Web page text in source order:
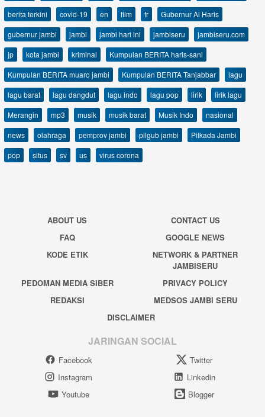
berita terkini
covid-19 en film fr
Gubernur Al Haris
gubernur jambi
jambi jambi hari ini jambiseru
jambiseru.com
jp
kota jambi kriminal
Kumpulan BERITA haris-sani
Kumpulan BERITA muaro jambi
Kumpulan BERITA Tanjabbar
lagu
lagu barat
lagu dangdut lagu indo lagu pop lirik
lirik lagu
Merangin
mp3 musik musik barat Musik Indo
nasional
news
olahraga pemprov jambi pilgub jambi
Pilkada Jambi
pop
situs sv us virus corona
ABOUT US
CONTACT US
FAQ
GOOGLE NEWS
KODE ETIK
NETWORK & PARTNER
JAMBISERU
PEDOMAN MEDIA SIBER
PRIVACY POLICY
REDAKSI
MEDSOS JAMBI SERU
DISCLAIMER
JARINGAN SOCIAL
Facebook
Twitter
Instagram
Linkedin
Youtube
Blogger